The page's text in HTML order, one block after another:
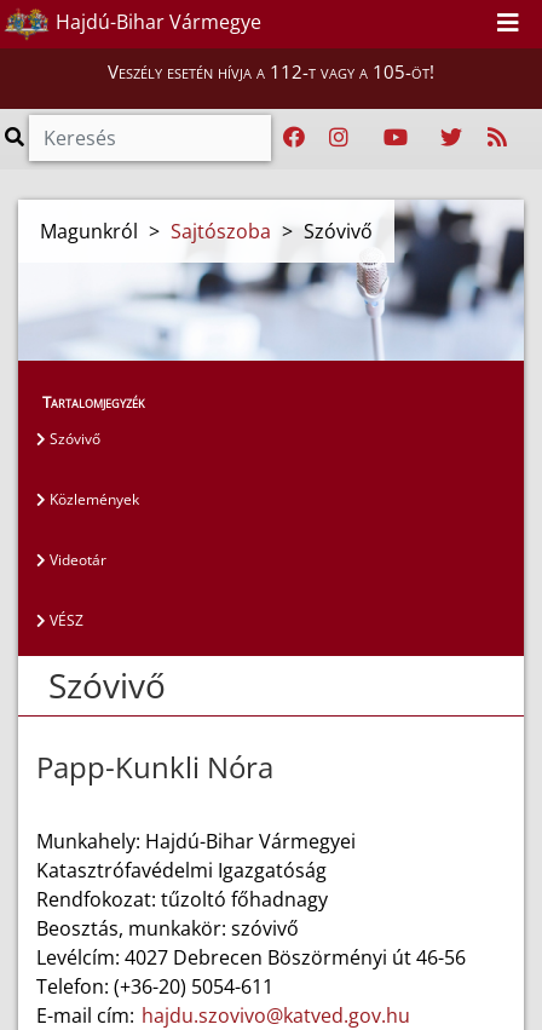
Hajdú-Bihar Vármegye
Veszély esetén hívja a 112-t vagy a 105-öt!
Magunkról > Sajtószoba > Szóvivő
Tartalomjegyzék
Szóvivő
Közlemények
Videotár
VÉSZ
Szóvivő
Papp-Kunkli Nóra
Munkahely: Hajdú-Bihar Vármegyei
Katasztrófavédelmi Igazgatóság
Rendfokozat: tűzoltó főhadnagy
Beosztás, munkakör: szóvivő
Levélcím: 4027 Debrecen Böszörményi út 46-56
Telefon: (+36-20) 5054-611
E-mail cím: hajdu.szovivo@katved.gov.hu